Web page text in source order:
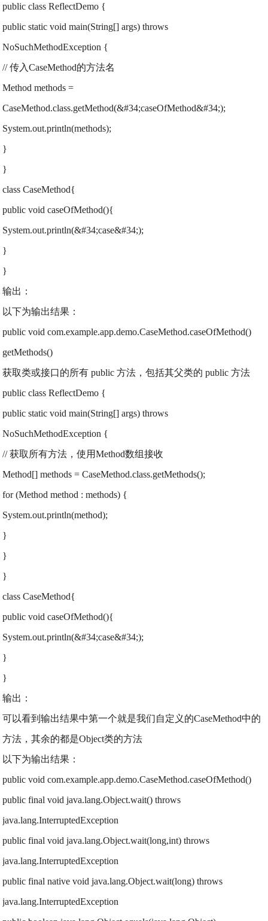
public class ReflectDemo {
public static void main(String[] args) throws
NoSuchMethodException {
// 传入CaseMethod的方法名
Method methods =
CaseMethod.class.getMethod(&#34;caseOfMethod&#34;);
System.out.println(methods);
}
}
class CaseMethod{
public void caseOfMethod(){
System.out.println(&#34;case&#34;);
}
}
输出：
以下为输出结果：
public void com.example.app.demo.CaseMethod.caseOfMethod()
getMethods()
获取类或接口的所有 public 方法，包括其父类的 public 方法
public class ReflectDemo {
public static void main(String[] args) throws
NoSuchMethodException {
// 获取所有方法，使用Method数组接收
Method[] methods = CaseMethod.class.getMethods();
for (Method method : methods) {
System.out.println(method);
}
}
}
class CaseMethod{
public void caseOfMethod(){
System.out.println(&#34;case&#34;);
}
}
输出：
可以看到输出结果中第一个就是我们自定义的CaseMethod中的
方法，其余的都是Object类的方法
以下为输出结果：
public void com.example.app.demo.CaseMethod.caseOfMethod()
public final void java.lang.Object.wait() throws
java.lang.InterruptedException
public final void java.lang.Object.wait(long,int) throws
java.lang.InterruptedException
public final native void java.lang.Object.wait(long) throws
java.lang.InterruptedException